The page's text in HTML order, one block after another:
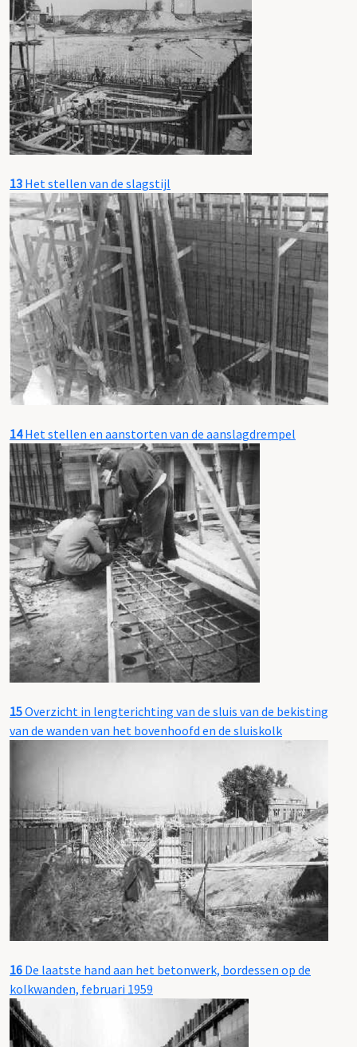
13 Het stellen van de slagstijl
14Het stellen en aanstorten van de aanslagdrempel
15Overzicht in lengterichting van de sluis van de bekisting
van de wanden van het bovenhoofd en de sluiskolk
16 De laatste hand aan het betonwerk, bordessen op de
kolkwanden, februari 1959